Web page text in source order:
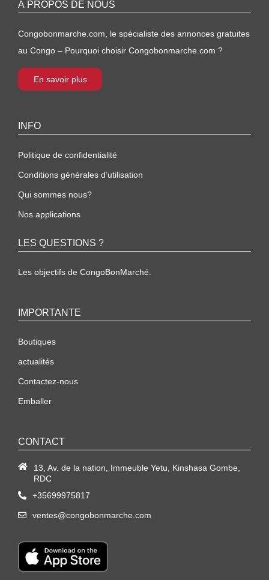
À PROPOS DE NOUS
Congobonmarche.com, le spécialiste des annonces gratuites
au Congo – Pourquoi choisir Congobonmarche.com ?
En savoir plus
INFO
Politique de confidentialité
Conditions générales d’utilisation
Qui sommes nous?
Nos applications
LES QUESTIONS ?
Les objectifs de CongoBonMarché.
IMPORTANTE
Boutiques
actualités
Contactez-nous
Emballer
CONTACT
13, Av. de la nation, Immeuble Yetu, Kinshasa Gombe,
RDC
+35699975817
ventes@congobonmarche.com